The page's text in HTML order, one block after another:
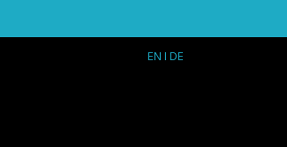
EN I DE